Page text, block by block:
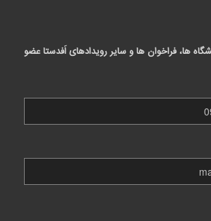
ها، فراخوان ها و سایر رویدادهای اَفدستا عضو